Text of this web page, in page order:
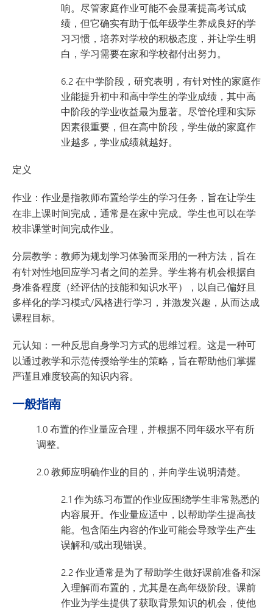
响。尽管家庭作业可能不会显著提高考试成
绩，但它确实有助于低年级学生养成良好的学
习习惯，培养对学校的积极态度，并让学生明
白，学习需要在家和学校都付出努力。
6.2 在中学阶段，研究表明，有针对性的家庭作
业能提升初中和高中学生的学业成绩，其中高
中阶段的学业收益最为显著。尽管伦理和实际
因素很重要，但在高中阶段，学生做的家庭作
业越多，学业成绩就越好。
定义
作业： 作业是指教师布置给学生的学习任务，旨在让学生
在非上课时间完成，通常是在家中完成。学生也可以在学
校非课堂时间完成作业。
分层教学 ：教师为规划学习体验而采用的一种方法，旨在
有针对性地回应学习者之间的差异。学生将有机会根据自
身准备程度（经评估的技能和知识水平），以自己偏好且
多样化的学习模式/风格进行学习，并激发兴趣，从而达成
课程目标。
元认知 ：一种反思自身学习方式的思维过程。这是一种可
以通过教学和示范传授给学生的策略，旨在帮助他们掌握
严谨且难度较高的知识内容。
一般指南
1.0 布置的作业量应合理，并根据不同年级水平有所
调整。
2.0 教师应明确作业的目的，并向学生说明清楚。
2.1 作为练习布置的作业应围绕学生非常熟悉的
内容展开。作业量应适中，以帮助学生提高技
能。包含陌生内容的作业可能会导致学生产生
误解和/或出现错误。
2.2 作业通常是为了帮助学生做好课前准备和深
入理解而布置的，尤其是在高年级阶段。课前
作业为学生提供了获取背景知识的机会，使他